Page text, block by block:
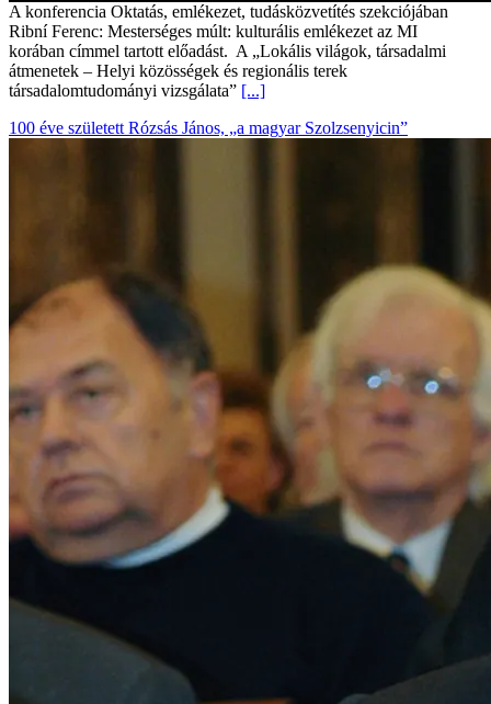
A konferencia Oktatás, emlékezet, tudásközvetítés szekciójában
Ribní Ferenc: Mesterséges múlt: kulturális emlékezet az MI
korában címmel tartott előadást. A „Lokális világok, társadalmi
átmenetek – Helyi közösségek és regionális terek
társadalomtudományi vizsgálata” [...]
100 éve született Rózsás János, „a magyar Szolzsenyicin”